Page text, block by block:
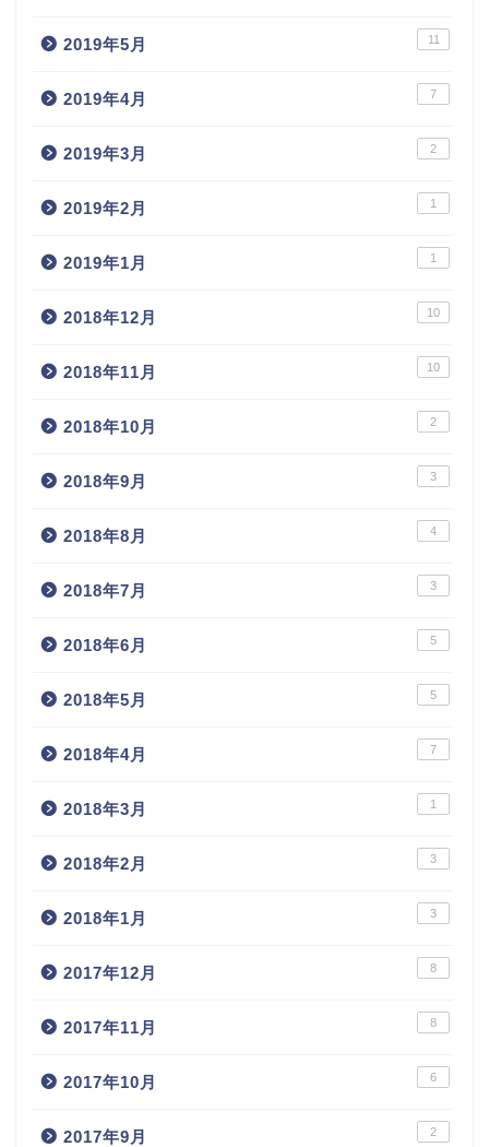
2019年5月 11
2019年4月 7
2019年3月 2
2019年2月 1
2019年1月 1
2018年12月 10
2018年11月 10
2018年10月 2
2018年9月 3
2018年8月 4
2018年7月 3
2018年6月 5
2018年5月 5
2018年4月 7
2018年3月 1
2018年2月 3
2018年1月 3
2017年12月 8
2017年11月 8
2017年10月 6
2017年9月 2